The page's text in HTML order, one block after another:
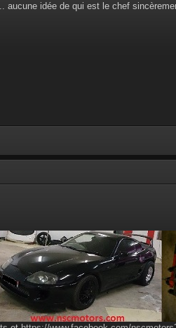
aucune idée de qui est le chef